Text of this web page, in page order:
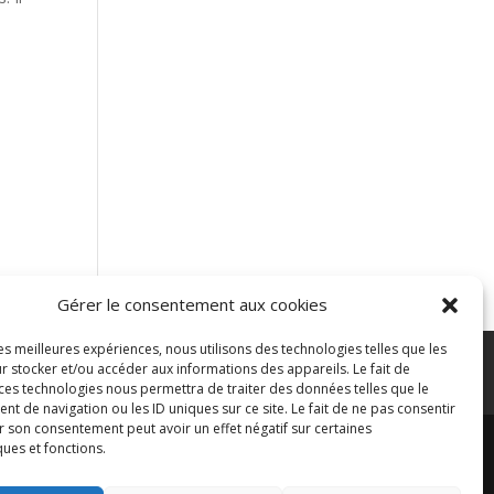
Gérer le consentement aux cookies
meilleures expériences, nous utilisons des technologies telles que les
stocker et/ou accéder aux informations des appareils. Le fait de
technologies nous permettra de traiter des données telles que le
de navigation ou les ID uniques sur ce site. Le fait de ne pas consentir
son consentement peut avoir un effet négatif sur certaines
et fonctions.
Plan de site Blog